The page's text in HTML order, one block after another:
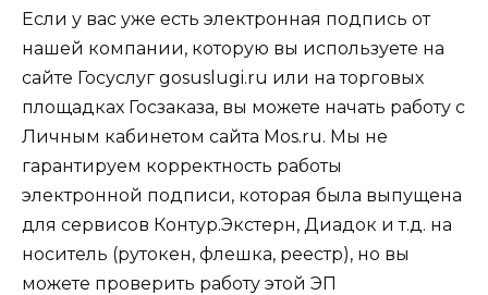
Если у вас уже есть электронная подпись от
нашей компании, которую вы используете на
сайте Госуслуг gosuslugi.ru или на торговых
площадках Госзаказа, вы можете начать работу с
Личным кабинетом сайта Mos.ru. Мы не
гарантируем корректность работы
электронной подписи, которая была выпущена
для сервисов Контур.Экстерн, Диадок и т.д. на
носитель (рутокен, флешка, реестр), но вы
можете проверить работу этой ЭП